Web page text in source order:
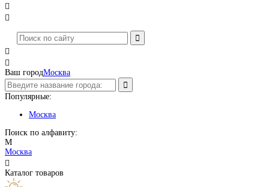




Ваш городМосква
Популярные:
Москва
Поиск по алфавиту:
М
Москва

Каталог товаров